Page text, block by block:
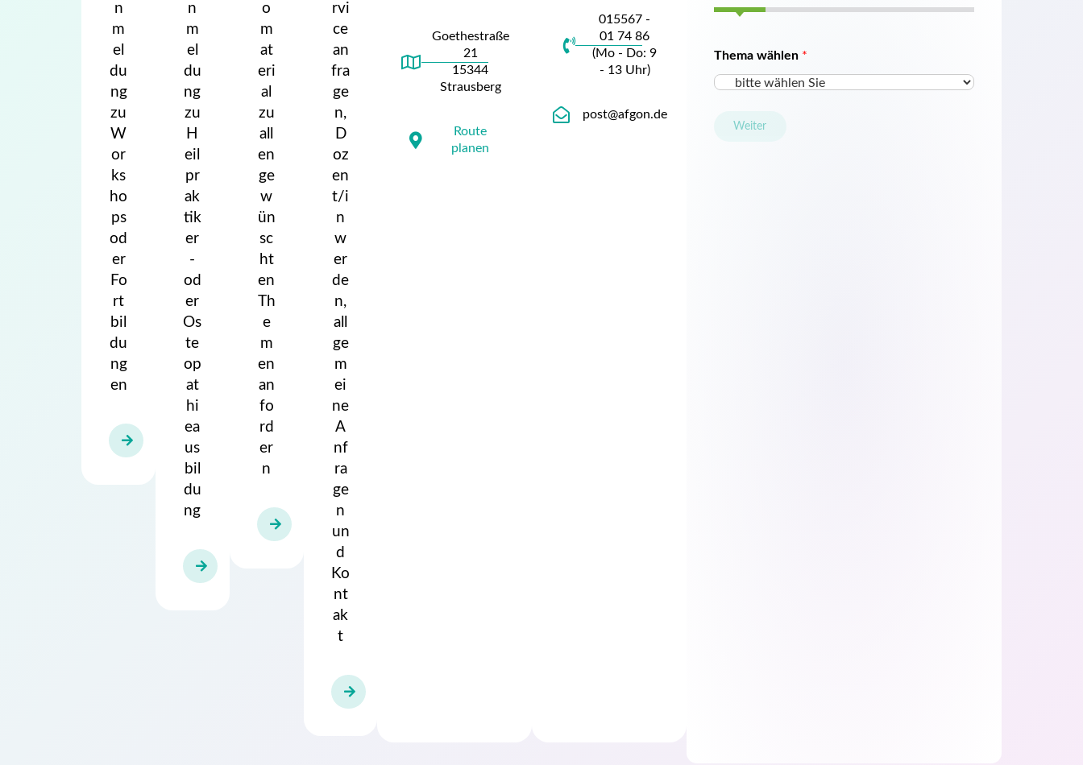
n
m
el
du
ng
zu
W
or
ks
ho
ps
od
er
Fo
rt
bil
du
ng
en
n
m
el
du
ng
zu
H
eil
pr
ak
tik
er
-
od
er
Os
te
op
at
hi
ea
us
bil
du
ng
o
m
at
eri
al
zu
all
en
ge
w
ün
sc
ht
en
Th
e
m
en
an
fo
rd
er
n
rvi
ce
an
fra
ge
n,
D
oz
en
t/i
n
w
er
de
n,
all
ge
m
ei
ne
A
nf
ra
ge
n
un
d
Ko
nt
ak
t
Goethestraße
21
15344
Strausberg
Route
planen
015567 -
01 74 86
(Mo - Do: 9
- 13 Uhr)
post@afgon.de
Thema wählen *
Weiter